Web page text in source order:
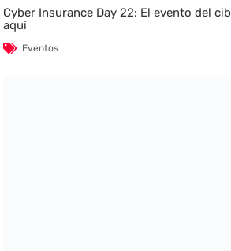
Cyber Insurance Day 22: El evento del
aquí
Eventos